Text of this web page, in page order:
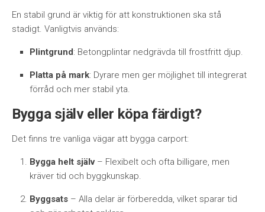
En stabil grund är viktig för att konstruktionen ska stå
stadigt. Vanligtvis används:
Plintgrund: Betongplintar nedgrävda till frostfritt djup.
Platta på mark: Dyrare men ger möjlighet till integrerat
förråd och mer stabil yta.
Bygga själv eller köpa färdigt?
Det finns tre vanliga vägar att bygga carport:
Bygga helt själv– Flexibelt och ofta billigare, men
kräver tid och byggkunskap.
Byggsats – Alla delar är förberedda, vilket sparar tid